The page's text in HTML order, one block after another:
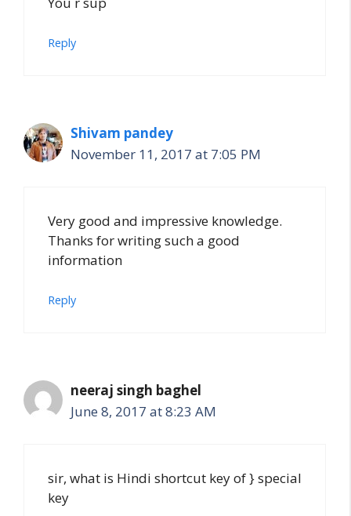
Reply
Shivam pandey
November 11, 2017 at 7:05 PM
Very good and impressive knowledge.
Thanks for writing such a good
information
Reply
neeraj singh baghel
June 8, 2017 at 8:23 AM
sir, what is Hindi shortcut key of } special
key